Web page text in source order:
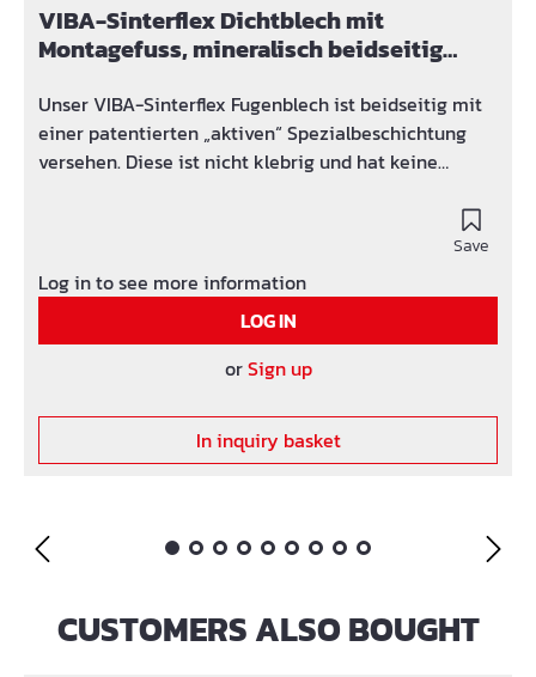
können sicher abgedichtet werden!
VIBA-Sinterflex Dichtblech mit
Montagefuss, mineralisch beidseitig
Unser VIBA-Sinterflex Fugenblech ist beidseitig mit
einer patentierten „aktiven“ Spezialbeschichtung
versehen. Diese ist nicht klebrig und hat keine
Umgebungsbeton und dichtet somit aktiv die
abzudichtende Fuge ab. Die Fuge wird durch die
Spezial- beschichtung aktiv zugesintert und dadurch
immer dichter. Man spricht von einer aktiven
Tiefenabdichtung. Die einzigartige Verbindung der
aktiven VIBASinterflex Spezialbeschichtung zum
Fugenblechsystems. Um sicher abzudichten genügt
eine Betoneinbindung von nur 3 cm. Das VIBA-
Arbeits- und Sollrissfugen aktiv durch einen
natürlichen betontechnlogischen Prozess ab.
Save
Log in to see more information
LOG IN
orSign up
In inquiry basket
Skip product gallery
CUSTOMERS ALSO BOUGHT